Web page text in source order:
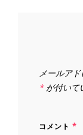
メールア
*が付いて
コメント *